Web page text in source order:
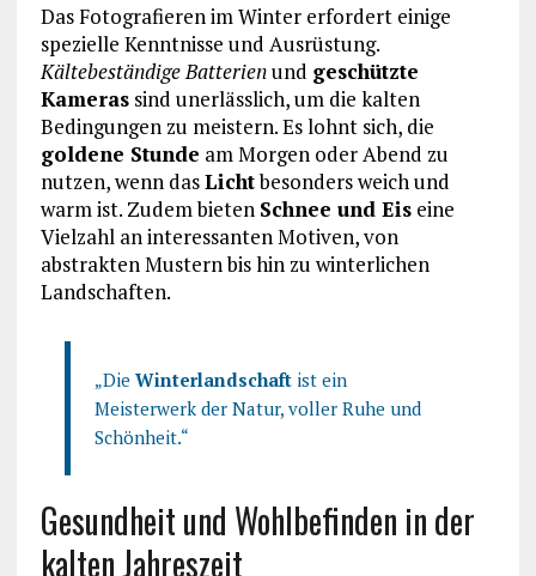
Das Fotografieren im Winter erfordert einige
spezielle Kenntnisse und Ausrüstung.
Kältebeständige Batterienund geschützte
Kamerassind unerlässlich, um die kalten
Bedingungen zu meistern. Es lohnt sich, die
goldene Stunde am Morgen oder Abend zu
nutzen, wenn dasLichtbesonders weich und
warm ist. Zudem bieten Schnee und Eiseine
Vielzahl an interessanten Motiven, von
abstrakten Mustern bis hin zu winterlichen
Landschaften.
„Die Winterlandschaftist ein
Meisterwerk der Natur, voller Ruhe und
Schönheit.“
Gesundheit und Wohlbefinden in der
kalten Jahreszeit